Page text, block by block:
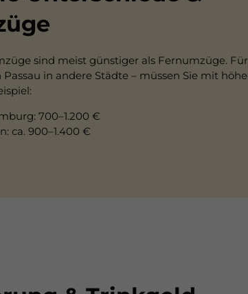
sind meist günstiger als Fernumzüge.
Passau in andere Städte – müssen Sie mit
700–1.200 €
ca. 900–1.400 €